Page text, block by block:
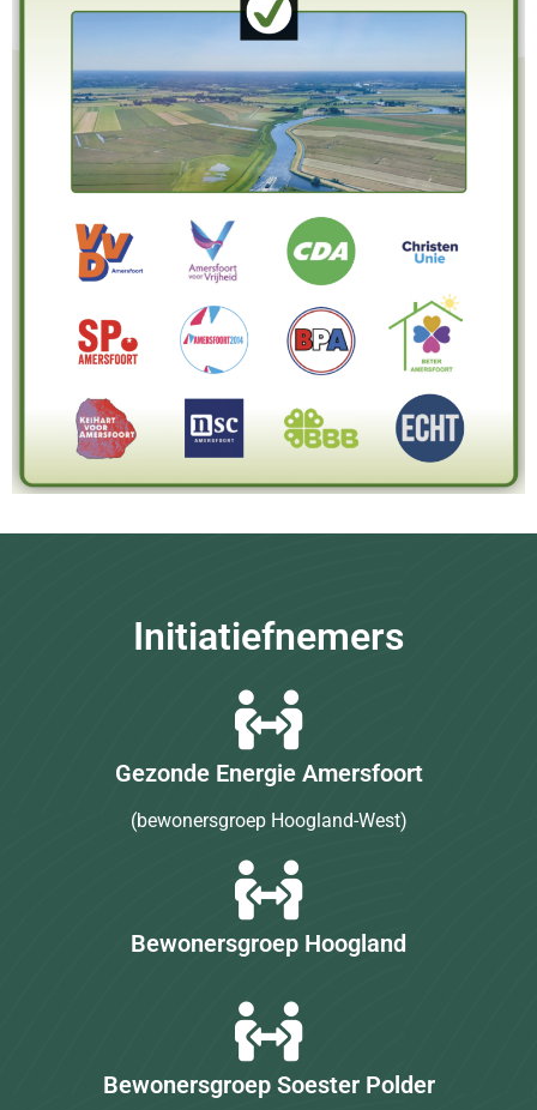
Initiatiefnemers
Gezonde Energie Amersfoort
(bewonersgroep Hoogland-West)
Bewonersgroep Hoogland
Bewonersgroep Soester Polder